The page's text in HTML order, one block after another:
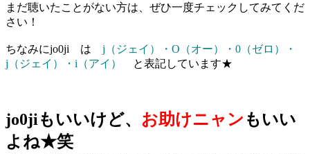
まだ聴いたことがない方は、ぜひ一度チェックしてみてくだ
さい！
ちなみにjo0ji は j（ジェイ）・O（オー）・0（ゼロ）・
j（ジェイ）・i（アイ）
と表記しています★
jo0jiもいいけど、 お助けニャン もいい
よね★笑